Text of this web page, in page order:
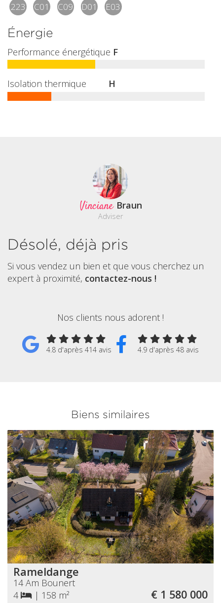
223 C01 C09 D01 E03
Énergie
Performance énergétique F
Isolation thermique H
Vinciane Braun
Adviser
Désolé, déjà pris
Si vous vendez un bien et que vous cherchez un
expert à proximité, contactez-nous !
Nos clients nous adorent !
4.8 d'après 414 avis 4.9 d'après 48 avis
Biens similaires
Rameldange
14 Am Bounert
4
| 158 m² € 1 580 000